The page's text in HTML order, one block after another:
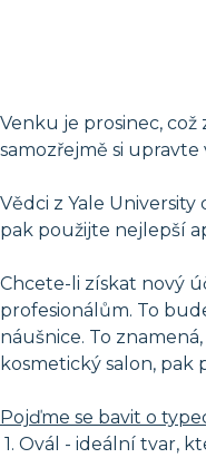
Venku je prosinec,
samozřejmě si upravte
Vědci z Yale
pak použijte nejlepší
Chcete-li získat nový
profesionálům. To
náušnice. To
kosmetický salon,
Pojďme se bavit o
1. Ovál - ideální tvar,